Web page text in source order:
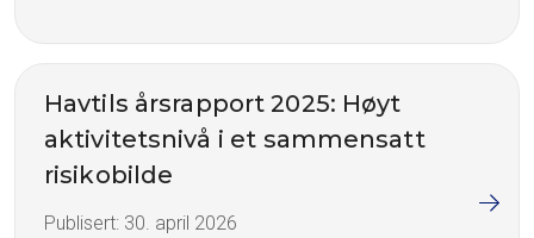
Havtils årsrapport 2025: Høyt
aktivitetsnivå i et sammensatt
risikobilde
Publisert: 30. april 2026